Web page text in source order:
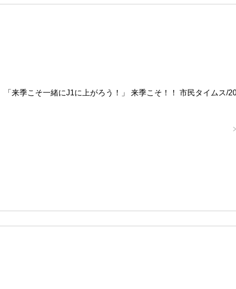
「来季こそ一緒にJ1に上がろう！」 来季こそ！！ 市民タイムス/